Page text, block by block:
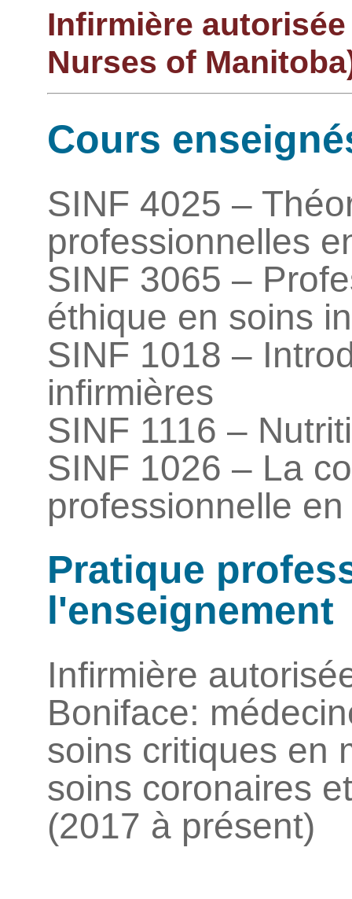
Infirmière
Nurses of
Cours
SINF 4025 –
professionnelles
SINF 3065 –
éthique en soins
SINF 1018 –
infirmières
SINF 1116 –
SINF 1026 – La
professionnelle
Pratique
l'enseignement
Infirmière
Boniface:
soins critiques en
soins coronaires
(2017 à présent)